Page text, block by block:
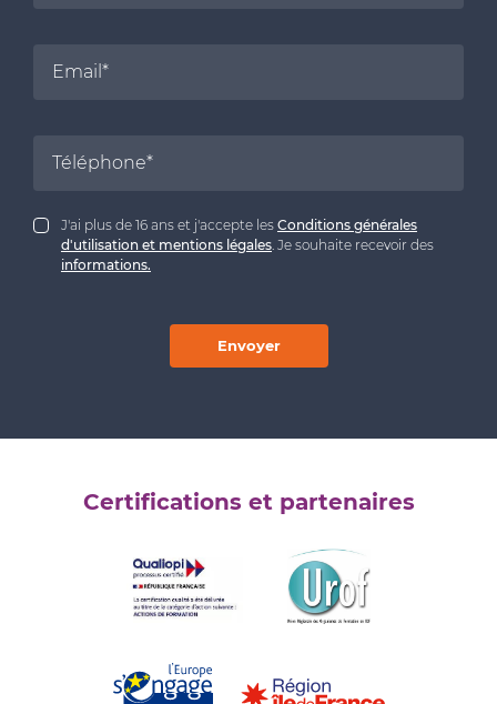
J'ai plus de 16 ans et j'accepte les Conditions générales
d'utilisation et mentions légales. Je souhaite recevoir des
informations.
Envoyer
Certifications et partenaires